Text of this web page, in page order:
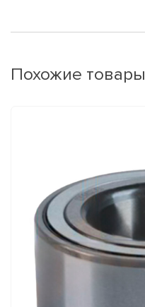
Похожие товары